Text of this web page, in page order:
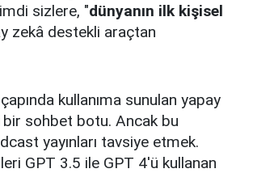
sizlere, "dünyanın ilk kişisel
zekâ destekli araçtan
kullanıma sunulan yapay
bir sohbet botu. Ancak bu
yayınları tavsiye etmek.
GPT 3.5 ile GPT 4'ü kullanan